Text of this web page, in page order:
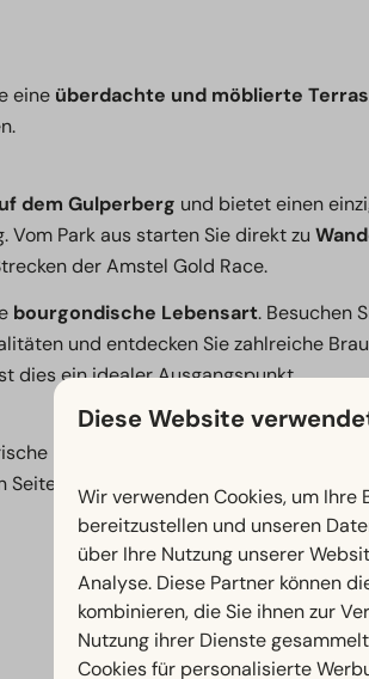
eine überdachte und möblierte
dem Gulperberg und bietet einen
Park aus starten Sie direkt zu
der Amstel Gold Race.
bourgondische Lebensart. Besuchen
und entdecken Sie zahlreiche
dies ein idealer Ausgangspunkt.
Reise oder entspannter Aufenthalt
Seite.
Badezimmer
Separate Toiletten: 1
Diese Website
Wir verwenden Cookies, um
bereitzustellen und unseren
über Ihre Nutzung unserer
Analyse. Diese Partner können
kombinieren, die Sie ihnen zur
Nutzung ihrer Dienste
Cookies für personalisierte